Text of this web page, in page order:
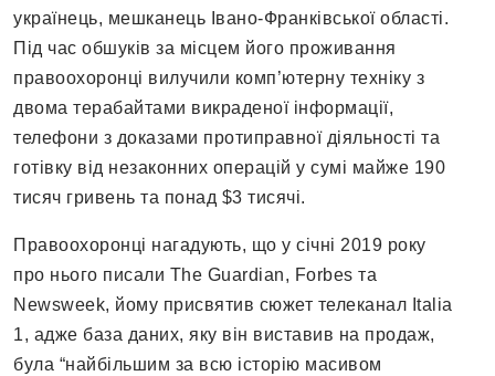
українець, мешканець Івано-Франківської області.
Під час обшуків за місцем його проживання
правоохоронці вилучили комп’ютерну техніку з
двома терабайтами викраденої інформації,
телефони з доказами протиправної діяльності та
готівку від незаконних операцій у сумі майже 190
тисяч гривень та понад $3 тисячі.
Правоохоронці нагадують, що у січні 2019 року
про нього писали The Guardian, Forbes та
Newsweek, йому присвятив сюжет телеканал Italia
1, адже база даних, яку він виставив на продаж,
була “найбільшим за всю історію масивом